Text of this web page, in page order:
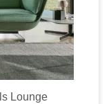
Lounge